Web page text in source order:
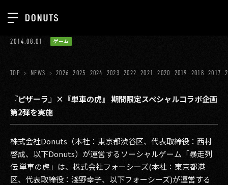
ジョブカン
ゲーム
医療(CLIUS)
出版メディア
美少女図鑑
TOP
ABOUT
SERVICES
GROUP
RECRUIT
CONTACT
2014.08.01 ゲーム
TOP NEWS 2026 2025 2024 2023 2022 2021 2020 2019 2018 2017
『ピザーラ』×『単車の虎』 期間限定スペシャルコラボ企画
第2弾を実施
株式会社Donuts（本社：東京都渋谷区、代表取締役：西村
啓成、以下Donuts）が運営するソーシャルゲーム「暴走列
伝 単車の虎」は、株式会社フォーシーズ(本社：東京都港
区、代表取締役：淺野幸子、以下フォーシーズ)が運営する